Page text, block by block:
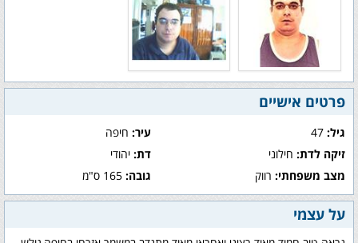
פרטים אישיים
גיל: עיר:חיפה
זיקה לדת: חילוני דת:יהודי
מצב משפחתי: רווק גובה:165 ס"מ
על עצמי